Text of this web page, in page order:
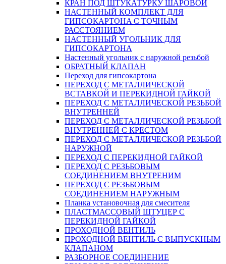
КРАН ПОД ШТУКАТУРКУ ШАРОВОЙ
НАСТЕННЫЙ КОМПЛЕКТ ДЛЯ
ГИПСОКАРТОНA С ТОЧНЫМ
РАССТОЯНИЕМ
НАСТЕННЫЙ УГОЛЬНИК ДЛЯ
ГИПСОКАРТОНА
Настенный угольник с наружной резьбой
ОБРАТНЫЙ КЛАПАН
Переход для гипсокартона
ПЕРЕХОД С МЕТАЛЛИЧЕСКОЙ
ВСТАВКОЙ И ПЕРЕКИДНОЙ ГАЙКОЙ
ПЕРЕХОД С МЕТАЛЛИЧЕСКОЙ РЕЗЬБОЙ
ВНУТРЕННЕЙ
ПЕРЕХОД С МЕТАЛЛИЧЕСКОЙ РЕЗЬБОЙ
ВНУТРЕННЕЙ С КРЕСТОМ
ПЕРЕХОД С МЕТАЛЛИЧЕСКОЙ РЕЗЬБОЙ
НАРУЖНОЙ
ПЕРЕХОД С ПЕРЕКИДНОЙ ГАЙКОЙ
ПЕРЕХОД С РЕЗЬБОВЫМ
СОЕДИНЕНИЕМ ВНУТРЕНИМ
ПЕРЕХОД С РЕЗЬБОВЫМ
СОЕДИНЕНИЕМ НАРУЖНЫМ
Планка установочная для смесителя
ПЛАСТМАССОВЫЙ ШТУЦЕР С
ПЕРЕКИДНОЙ ГАЙКОЙ
ПРОХОДНОЙ ВЕНТИЛЬ
ПРОХОДНОЙ ВЕНТИЛЬ С ВЫПУСКНЫМ
КЛАПАНОМ
РАЗБОРНОЕ СОЕДИНЕНИЕ